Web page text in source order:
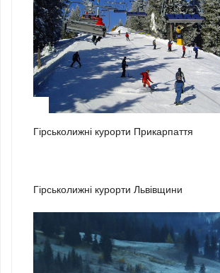
Гірськолижні курорти Прикарпаття
Гірськолижні курорти Львівщини